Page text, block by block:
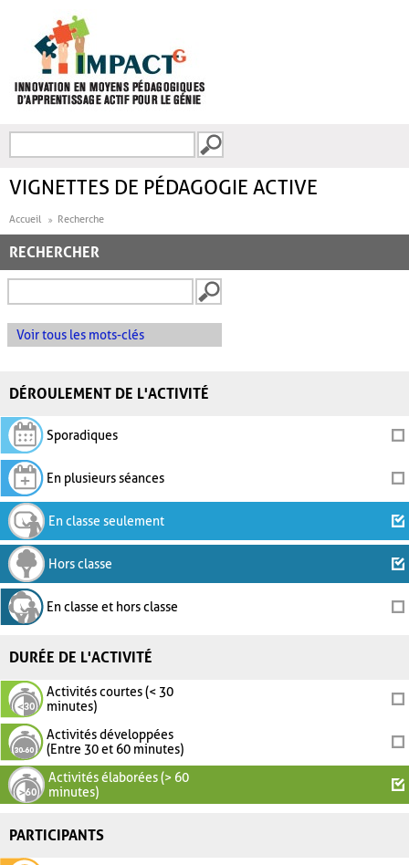
FORMULAIRE DE
VIGNETTES DE PÉDAGOGIE ACTIVE
Accueil Recherche
RECHERCHER
Voir tous les mots-clés
DÉROULEMENT DE L'ACTIVITÉ
Sporadiques
En plusieurs séances
En classe seulement
Hors classe
En classe et hors classe
DURÉE DE L'ACTIVITÉ
Activités courtes (< 30
minutes)
Activités développées
(Entre 30 et 60 minutes)
Activités élaborées (> 60
minutes)
PARTICIPANTS